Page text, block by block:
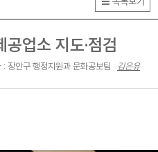
업소 지도·점검
: 장안구 행정지원과 문화공보팀 김은유